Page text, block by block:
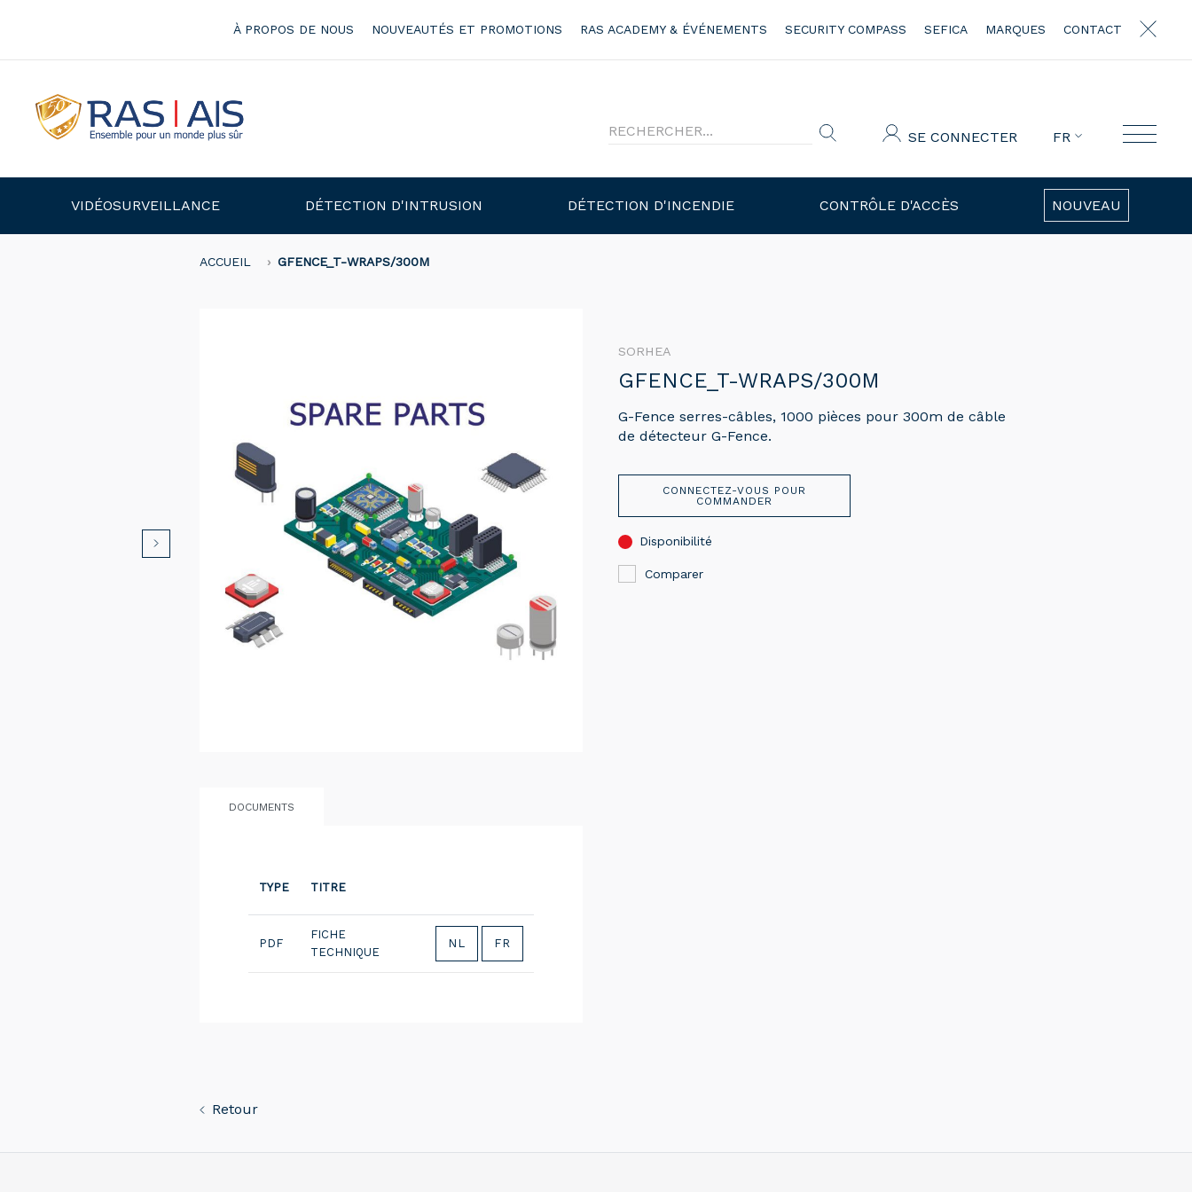
À PROPOS DE NOUS NOUVEAUTÉS ET PROMOTIONS RAS ACADEMY & ÉVÉNEMENTS SECURITY COMPASS SEFICA MARQUES CONTACT
SE CONNECTER FR
VIDÉOSURVEILLANCE DÉTECTION D'INTRUSION DÉTECTION D'INCENDIE CONTRÔLE D'ACCÈS NOUVEAU
ACCUEIL GFENCE_T-WRAPS/300M
DOCUMENTS
TYPE TITRE
PDF
FICHE
TECHNIQUE
NL FR
SORHEA
GFENCE_T-WRAPS/300M
G-Fence serres-câbles, 1000 pièces pour 300m de câble
de détecteur G-Fence.
CONNECTEZ-VOUS POUR
COMMANDER
Disponibilité
Comparer
Retour